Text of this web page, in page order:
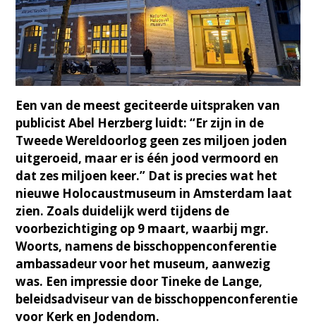
Een van de meest geciteerde uitspraken van
publicist Abel Herzberg luidt: “Er zijn in de
Tweede Wereldoorlog geen zes miljoen joden
uitgeroeid, maar er is één jood vermoord en
dat zes miljoen keer.” Dat is precies wat het
nieuwe Holocaustmuseum in Amsterdam laat
zien. Zoals duidelijk werd tijdens de
voorbezichtiging op 9 maart, waarbij mgr.
Woorts, namens de bisschoppenconferentie
ambassadeur voor het museum, aanwezig
was. Een impressie door Tineke de Lange,
beleidsadviseur van de bisschoppenconferentie
voor Kerk en Jodendom.